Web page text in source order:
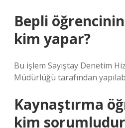
Bepli öğrencinin
kim yapar?
Bu işlem Sayıştay Denetim
Müdürlüğü tarafından
Kaynaştırma
kim